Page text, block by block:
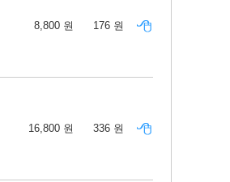
8,800 원 176 원
16,800 원 336 원